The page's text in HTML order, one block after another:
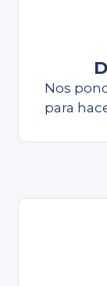
Nos
para